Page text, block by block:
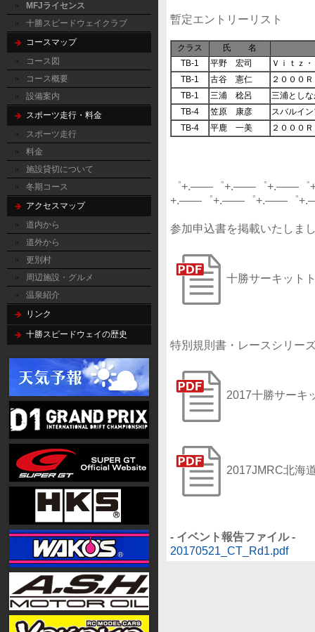
MFJライセンス
十勝スピードウェイクラブ
コースマップ
コース図
コース概要
設備案内
スポーツ走行・料金
スポーツ走行
料金
施設貸切について
冬期コース
アクセスマップ
道内から
道外から
更別村
周辺施設・グルメ
温泉紹介
リンク
十勝スピードウェイの歴史
暫定エントリーリスト
クラス
氏 名
TB-1
平野 宏司
Ｖｉｔｚ
TB-1
古谷 憲仁
２０００
TB-1
三浦 稔呂
三浦とし
TB-4
笠原 康彦
スバルイ
TB-4
平鹿 一美 ２０００
゜+.――゜+.――゜+.――
+.――゜+.――゜+.――゜
参加申込書を掲載いたしま
十勝サーキット
特別規則書・レースシリー
2017十勝サーキ
2017JMRC北海
- イベント報告ファイル -
20170521_CT_Rd1.pdf